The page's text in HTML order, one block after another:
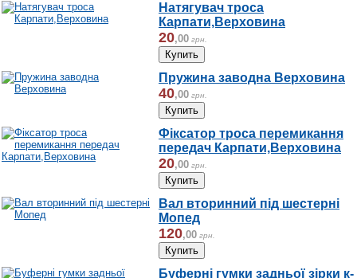
Натягувач троса
Карпати,Верховина
20,00 грн.
Пружина заводна Верховина
40,00 грн.
Фіксатор троса перемикання
передач Карпати,Верховина
20,00 грн.
Вал вторинний під шестерні
Мопед
120,00 грн.
Буферні гумки задньої зірки к-